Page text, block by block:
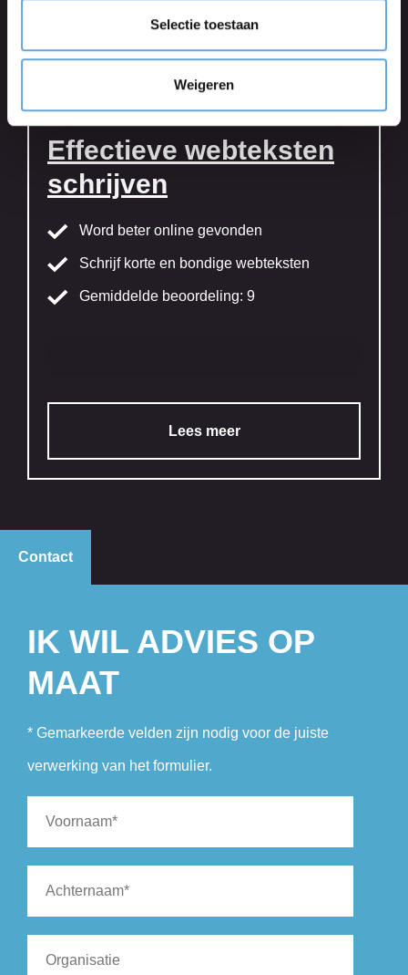
Selectie toestaan
Weigeren
Lees meer
Effectieve webteksten
schrijven
Word beter online gevonden
Schrijf korte en bondige webteksten
Gemiddelde beoordeling: 9
Lees meer
Contact
IK WIL ADVIES OP
MAAT
* Gemarkeerde velden zijn nodig voor de juiste
verwerking van het formulier.